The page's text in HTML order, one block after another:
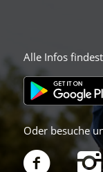
Alle Infos
Oder besuche